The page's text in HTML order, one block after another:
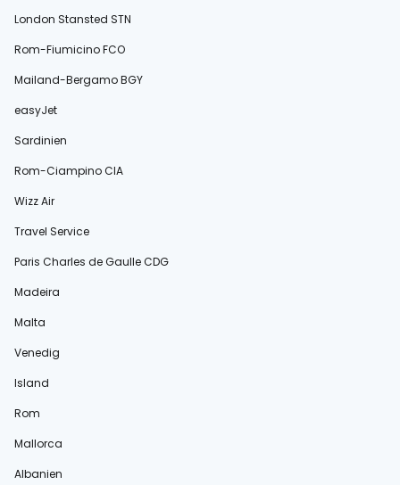
London Stansted STN
Rom-Fiumicino FCO
Mailand-Bergamo BGY
easyJet
Sardinien
Rom-Ciampino CIA
Wizz Air
Travel Service
Paris Charles de Gaulle CDG
Madeira
Malta
Venedig
Island
Rom
Mallorca
Albanien